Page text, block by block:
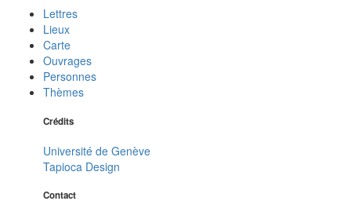
Lettres
Lieux
Carte
Ouvrages
Personnes
Thèmes
Crédits
Université de Genève
Tapioca Design
Contact